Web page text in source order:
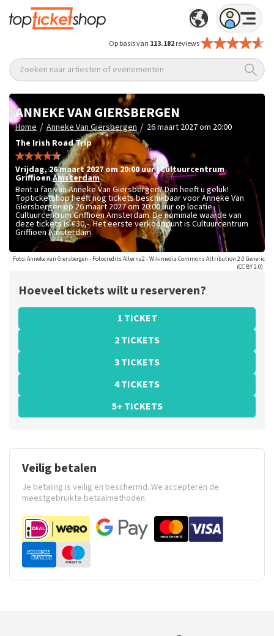
Op basis van 113.182reviews
Zoeken naar artiesten of evenementen
ANNEKE VAN GIERSBERGEN
Home / Anneke Van Giersbergen / 26 maart 2027 om 20:00
The Irish Road Trip
vrijdag, 26 maart 2027 om 20:00uur|Cultuurcentrum
GriffioenAmsterdam
Bent u fan van Anneke Van Giersbergen? Dan heeft u geluk!
Topticketshop heeft nog tickets beschikbaar voor Anneke Van
Giersbergen op 26 maart 2027 om 20:00 uur op locatie
Cultuurcentrum Griffioen Amsterdam. De nominale waarde van
deze tickets is€30,-. Het eerste verkooppunt is Cultuurcentrum
Griffioen Amsterdam.
Foto: Anneke van Giersbergen - Fotocredits Alterna2 - Wikimedia Commons Attribution 2.0 Generic
(CC BY 2.0)
Hoeveel tickets wilt u reserveren?
1 TICKET
2 TICKETS
3 TICKETS
4 TICKETS
5+ TICKETS
Veilig betalen
Je betaling is veilig en beschermd. We accepteren de
meestgebruikte betaalmethoden.